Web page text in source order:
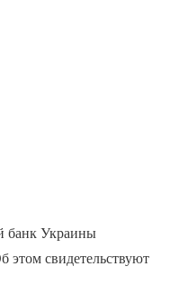
банк Украины
этом свидетельствуют